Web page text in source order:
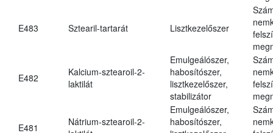
E483 Sztearil-tartarát Lisztkezelőszer
E482
Kalcium-sztearoil-2-
laktilát
Emulgeálószer,
habosítószer,
lisztkezelőszer,
stabilizátor
E481
Nátrium-sztearoil-2-
Emulgeálószer,
habosítószer,